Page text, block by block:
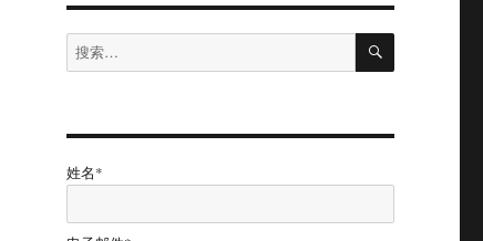
搜
索：
搜
姓名*